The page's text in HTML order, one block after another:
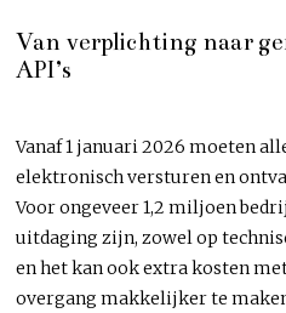
Van verplichting naar
API’s
Vanaf 1 januari 2026 moeten
elektronisch versturen en
Voor ongeveer 1,2 miljoen
uitdaging zijn, zowel op
en het kan ook extra kosten
overgang makkelijker te